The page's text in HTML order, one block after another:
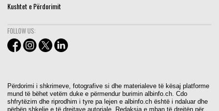
Kushtet e Përdorimit
FOLLOW US:
Përdorimi i shkrimeve, fotografive si dhe materialeve të kësaj platforme
mund të bëhet vetëm duke e përmendur burimin albinfo.ch. Cdo
shfrytëzim dhe riprodhim i tyre pa lejen e albinfo.ch është i ndaluar dhe
përbën shkelje e të drejtave autoriale. Redaksia e mban të drejtën për